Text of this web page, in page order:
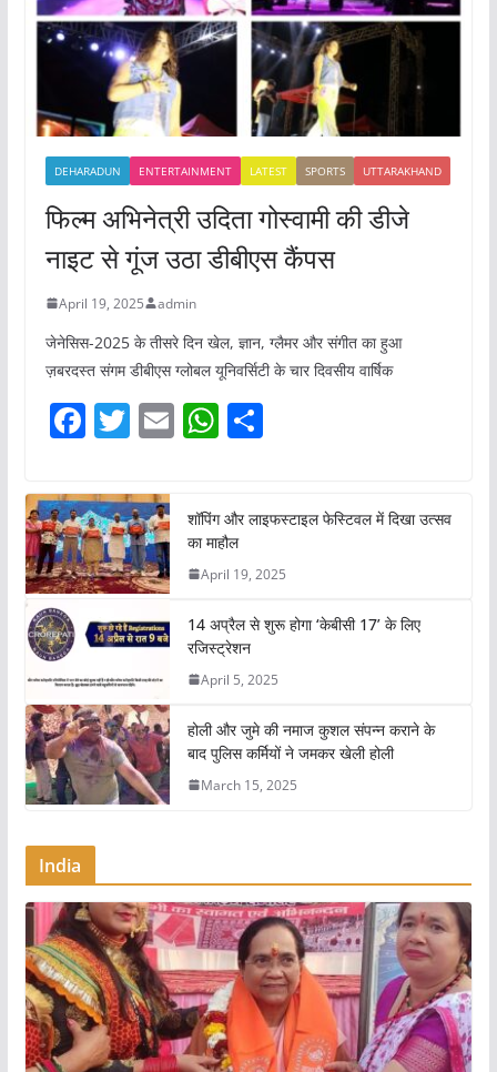
DEHARADUN ENTERTAINMENT LATEST SPORTS UTTARAKHAND
फिल्म अभिनेत्री उदिता गोस्वामी की डीजे
नाइट से गूंज उठा डीबीएस कैंपस
April 19, 2025 admin
जेनेसिस-2025 के तीसरे दिन खेल, ज्ञान, ग्लैमर और संगीत का हुआ
ज़बरदस्त संगम डीबीएस ग्लोबल यूनिवर्सिटी के चार दिवसीय वार्षिक
F
a
c
e
b
o
o
k
T
w
itt
er
E
m
W
h
s
A
p
p
S
h
e
शॉपिंग और लाइफस्टाइल फेस्टिवल में दिखा उत्सव
का माहौल
April 19, 2025
14 अप्रैल से शुरू होगा ‘केबीसी 17’ के लिए
रजिस्ट्रेशन
April 5, 2025
होली और जुमे की नमाज कुशल संपन्न कराने के
बाद पुलिस कर्मियों ने जमकर खेली होली
March 15, 2025
India